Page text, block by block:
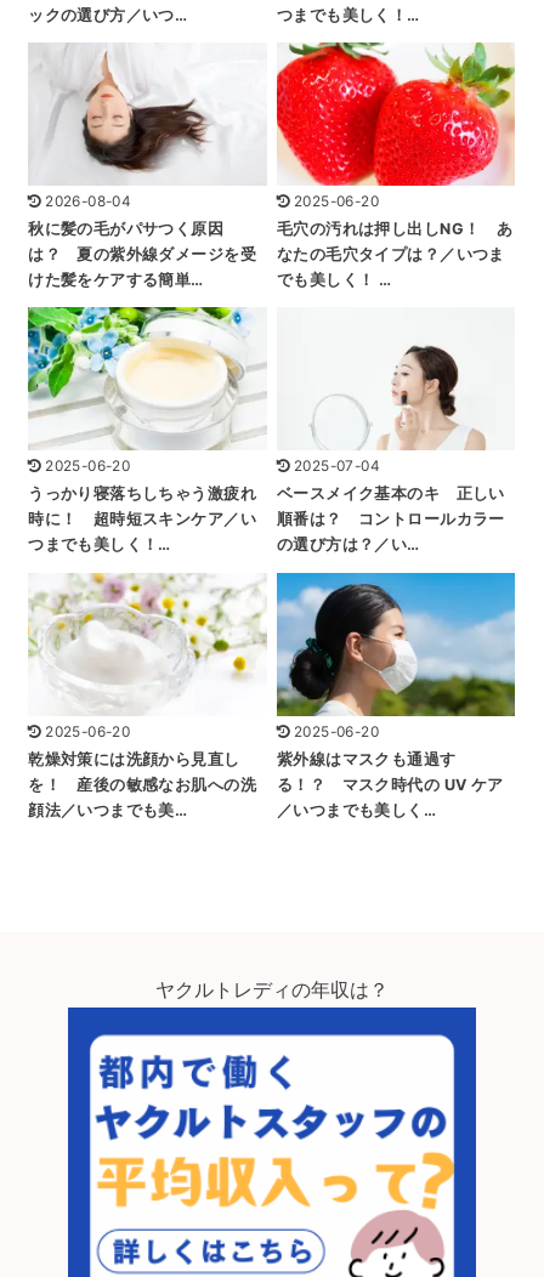
ックの選び方／いつ…
つまでも美しく！…
2026-08-04
秋に髪の毛がパサつく原因
は？ 夏の紫外線ダメージを受
けた髪をケアする簡単…
2025-06-20
毛穴の汚れは押し出しNG！ あ
なたの毛穴タイプは？／いつま
でも美しく！ …
2025-06-20
うっかり寝落ちしちゃう激疲れ
時に！ 超時短スキンケア／い
つまでも美しく！…
2025-07-04
ベースメイク基本のキ 正しい
順番は？ コントロールカラー
の選び方は？／い…
2025-06-20
乾燥対策には洗顔から見直し
を！ 産後の敏感なお肌への洗
顔法／いつまでも美…
2025-06-20
紫外線はマスクも通過す
る！？ マスク時代の UV ケア
／いつまでも美しく…
ヤクルトレディの年収は？